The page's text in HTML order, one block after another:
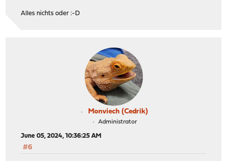
Alles nichts oder :-D
Monviech (Cedrik)
Administrator
June 05, 2024, 10:36:25 AM
#6